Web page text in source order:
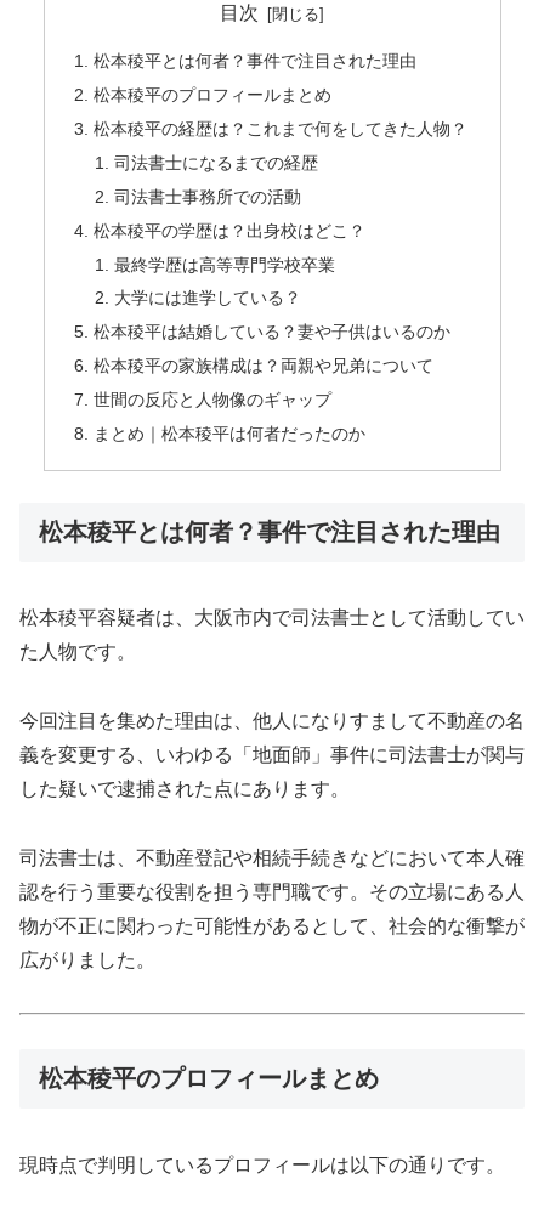
目次
松本稜平とは何者？事件で注目された理由
松本稜平のプロフィールまとめ
松本稜平の経歴は？これまで何をしてきた人物？
司法書士になるまでの経歴
司法書士事務所での活動
松本稜平の学歴は？出身校はどこ？
最終学歴は高等専門学校卒業
大学には進学している？
松本稜平は結婚している？妻や子供はいるのか
松本稜平の家族構成は？両親や兄弟について
世間の反応と人物像のギャップ
まとめ｜松本稜平は何者だったのか
松本稜平とは何者？事件で注目された理由
松本稜平容疑者は、大阪市内で司法書士として活動してい
た人物です。
今回注目を集めた理由は、他人になりすまして不動産の名
義を変更する、いわゆる「地面師」事件に司法書士が関与
した疑いで逮捕された点にあります。
司法書士は、不動産登記や相続手続きなどにおいて本人確
認を行う重要な役割を担う専門職です。その立場にある人
物が不正に関わった可能性があるとして、社会的な衝撃が
広がりました。
松本稜平のプロフィールまとめ
現時点で判明しているプロフィールは以下の通りです。